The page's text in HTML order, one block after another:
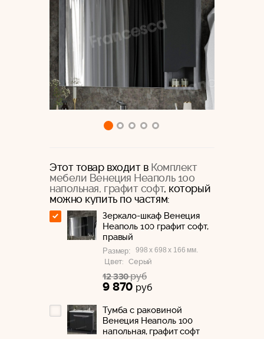
Этот товар входит в Комплект
мебели Венеция Неаполь 100
напольная, графит софт, который
можно купить по частям:
Зеркало-шкаф Венеция
Неаполь 100 графит софт,
правый
Размер: 998 x 698 x 166 мм.
Цвет: Серый
12 330руб
9 870 руб
Тумба с раковиной
Венеция Неаполь 100
напольная, графит софт